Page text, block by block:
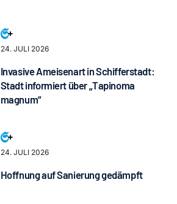
24. JULI 2026
Invasive Ameisenart in Schifferstadt:
Stadt informiert über „Tapinoma
magnum“
24. JULI 2026
Hoffnung auf Sanierung gedämpft